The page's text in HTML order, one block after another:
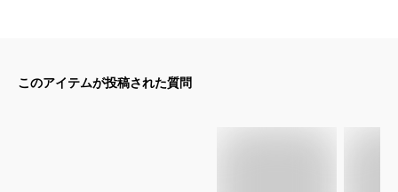
このアイテムが投稿された質問